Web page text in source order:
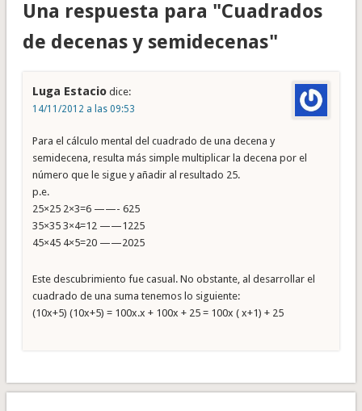
Una respuesta para "Cuadrados
de decenas y semidecenas"
Luga Estacio dice:
14/11/2012 a las 09:53
Para el cálculo mental del cuadrado de una decena y
semidecena, resulta más simple multiplicar la decena por el
número que le sigue y añadir al resultado 25.
p.e.
25×25 2×3=6 ——- 625
35×35 3×4=12 ——1225
45×45 4×5=20 ——2025
Este descubrimiento fue casual. No obstante, al desarrollar el
cuadrado de una suma tenemos lo siguiente:
(10x+5) (10x+5) = 100x.x + 100x + 25 = 100x ( x+1) + 25